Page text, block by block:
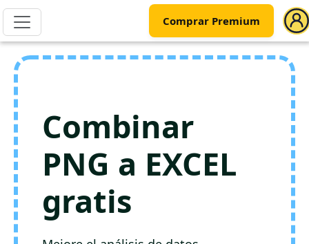
Comprar Premium
Combinar
PNG a EXCEL
gratis